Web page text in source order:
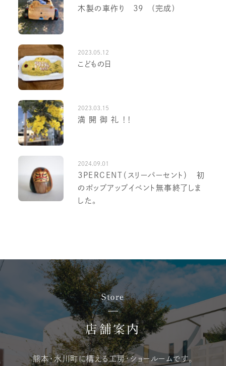
木製の車作り 39 (完成)
2023.05.12
こどもの日
2023.03.15
満 開 御 礼 ！！
2024.09.01
3PERCENT（スリーパーセント） 初
のポップアップイベント無事終了しま
した。
Store
店舗案内
熊本・氷川町に構える工房・ショールームです。